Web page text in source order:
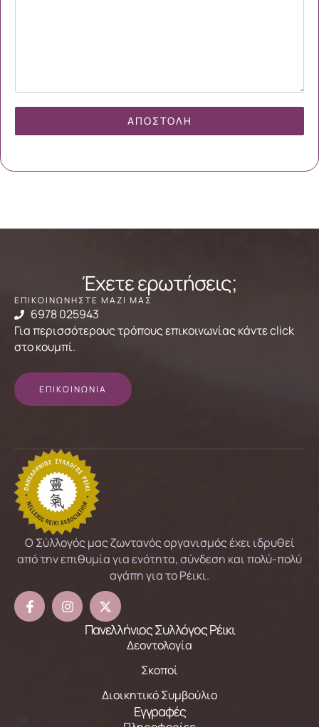
ΑΠΟΣΤΟΛΉ
Έχετε ερωτήσεις;
ΕΠΙΚΟΙΝΩΝΗΣΤΕ ΜΑΖΙ ΜΑΣ
6978 025943
Για περισσότερους τρόπους επικοινωνίας κάντε click
στο κουμπί.
ΕΠΙΚΟΙΝΩΝΙΑ
Ο Σύλλογός μας ζωντανός οργανισμός έχει ιδρυθεί
από την επιθυμία για ενότητα, σύνδεση και πολύ-πολύ
αγάπη για το Ρέικι.
Πανελλήνιος Συλλόγος Ρέικι
Δεοντολογία
Σκοποί
Διοικητικό Συμβούλιο
Εγγραφές